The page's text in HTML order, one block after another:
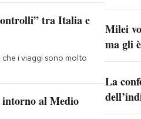
tra Italia e
i viaggi sono molto
intorno al Medio
Milei
ma gli
La